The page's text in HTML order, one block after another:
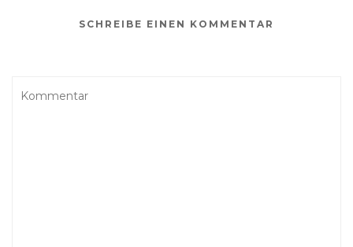
SCHREIBE EINEN KOMMENTAR